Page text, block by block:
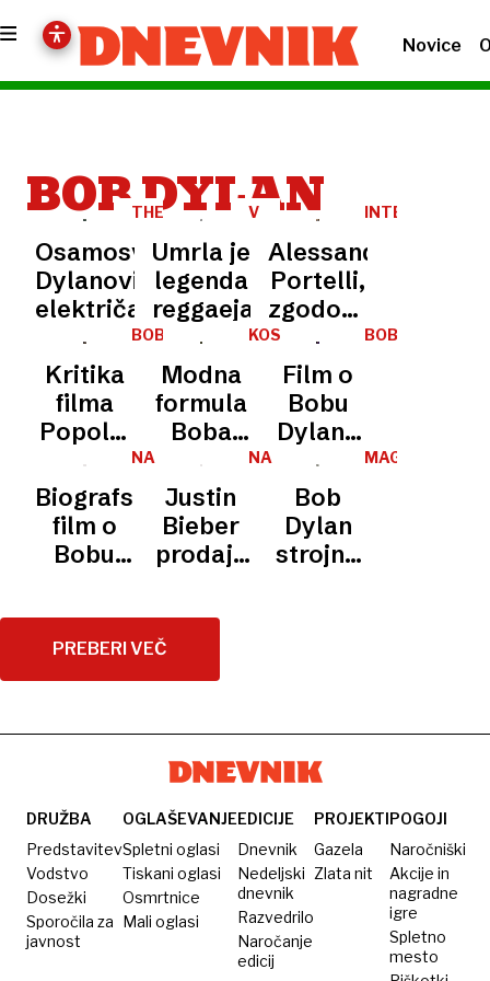
Novice
BOB DYLAN
THE
Osamosvojeni
Dylanovi
električarji
V
LETU
Umrla je
legenda
reggaeja
INTERVJU
Alessandro
Portelli,
zgodovinar:
Bruce
Springsteen,
Donald
Trump
revolucija
BOB
Kritika
filma
Popolni
neznanec:
V prvi
plan
postavlja
KOSTUMOGRAFIJA
Modna
formula
Boba
Dylana:
Od
kavbojk
levi's
501 do
BOB
Film o
Bobu
Dylanu
že
konec
leta
NA
Biografski
film o
Bobu
nastaja
v
NA
Justin
Bieber
prodaja
za svojo
glasbo
MAGAZIN
Bob
Dylan
strojno
PREBERI VEČ
DRUŽBA
Predstavitev
Vodstvo
Dosežki
Sporočila za
javnost
OGLAŠEVANJE
Spletni oglasi
Tiskani oglasi
Osmrtnice
Mali oglasi
EDICIJE
Dnevnik
Nedeljski
dnevnik
Razvedrilo
Naročanje
edicij
PROJEKTI
Gazela
Zlata nit
POGOJI
Naročniški
Akcije in
nagradne
igre
Spletno
mesto